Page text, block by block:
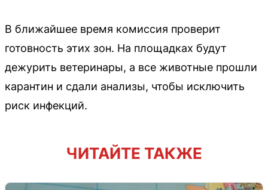
В ближайшее время комиссия проверит
готовность этих зон. На площадках будут
дежурить ветеринары, а все животные прошли
карантин и сдали анализы, чтобы исключить
риск инфекций.
ЧИТАЙТЕ ТАКЖЕ